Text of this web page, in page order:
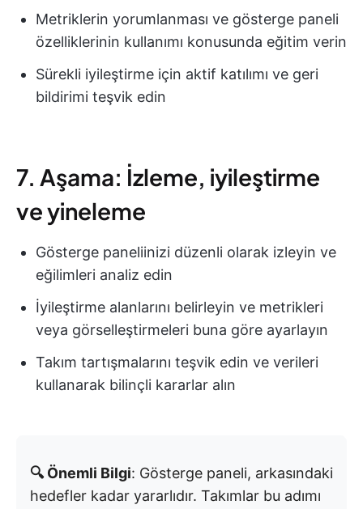
Metriklerin yorumlanması ve gösterge paneli
özelliklerinin kullanımı konusunda eğitim verin
Sürekli iyileştirme için aktif katılımı ve geri
bildirimi teşvik edin
7. Aşama: İzleme, iyileştirme
ve yineleme
Gösterge paneliinizi düzenli olarak izleyin ve
eğilimleri analiz edin
İyileştirme alanlarını belirleyin ve metrikleri
veya görselleştirmeleri buna göre ayarlayın
Takım tartışmalarını teşvik edin ve verileri
kullanarak bilinçli kararlar alın
🔍 Önemli Bilgi: Gösterge paneli, arkasındaki
hedefler kadar yararlıdır. Takımlar bu adımı